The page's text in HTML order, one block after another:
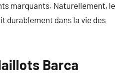
marquants. Naturellement, le
durablement dans la vie des
Barca